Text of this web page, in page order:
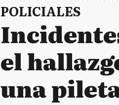
POLICIALES
el
una